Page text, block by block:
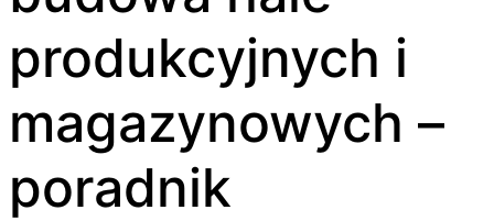
produkcyjnych i
magazynowych –
poradnik